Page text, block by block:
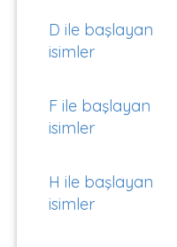
D ile başlayan
isimler
F ile başlayan
isimler
H ile başlayan
isimler